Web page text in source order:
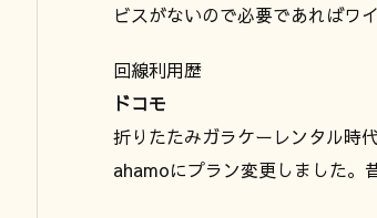
ビスがないので必要であればワ
回線利用歴
ドコモ
折りたたみガラケーレンタル時
ahamoにプラン変更しました。